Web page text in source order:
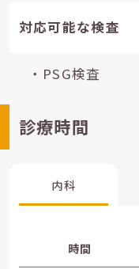
対応可能な検査
・PSG検査
診療時間
内科
時間